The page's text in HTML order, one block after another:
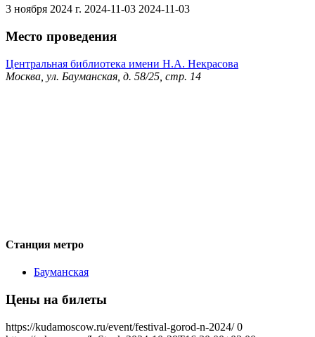
3 ноября 2024 г. 2024-11-03 2024-11-03
Место проведения
Центральная библиотека имени Н.А. Некрасова
Москва, ул. Бауманская, д. 58/25, стр. 14
Станция метро
Бауманская
Цены на билеты
https://kudamoscow.ru/event/festival-gorod-n-2024/ 0